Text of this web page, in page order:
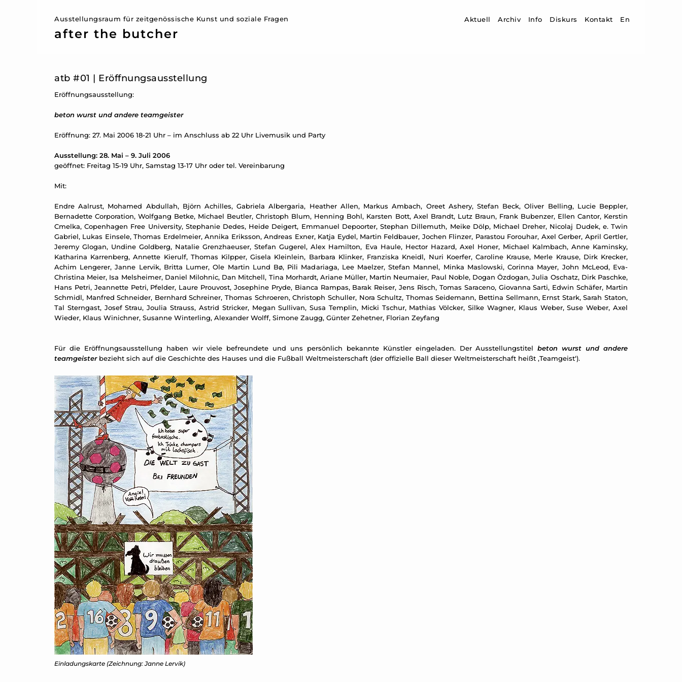
Ausstellungsraum für zeitgenössische Kunst und soziale Fragen
after the butcher
Aktuell Archiv Info Diskurs Kontakt En
atb #01 | Eröffnungsausstellung
Eröffnungsausstellung:
beton wurst und andere teamgeister
Eröffnung: 27. Mai 2006 18-21 Uhr – im Anschluss ab 22 Uhr Livemusik und Party
Ausstellung: 28. Mai – 9. Juli 2006
geöffnet: Freitag 15-19 Uhr, Samstag 13-17 Uhr oder tel. Vereinbarung
Mit:
Endre Aalrust, Mohamed Abdullah, Björn Achilles, Gabriela Albergaria, Heather Allen, Markus Ambach, Oreet Ashery, Stefan Beck, Oliver Belling, Lucie Beppler,
Bernadette Corporation, Wolfgang Betke, Michael Beutler, Christoph Blum, Henning Bohl, Karsten Bott, Axel Brandt, Lutz Braun, Frank Bubenzer, Ellen Cantor, Kerstin
Cmelka, Copenhagen Free University, Stephanie Dedes, Heide Deigert, Emmanuel Depoorter, Stephan Dillemuth, Meike Dölp, Michael Dreher, Nicolaj Dudek, e. Twin
Gabriel, Lukas Einsele, Thomas Erdelmeier, Annika Eriksson, Andreas Exner, Katja Eydel, Martin Feldbauer, Jochen Flinzer, Parastou Forouhar, Axel Gerber, April Gertler,
Jeremy Glogan, Undine Goldberg, Natalie Grenzhaeuser, Stefan Gugerel, Alex Hamilton, Eva Haule, Hector Hazard, Axel Honer, Michael Kalmbach, Anne Kaminsky,
Katharina Karrenberg, Annette Kierulf, Thomas Kilpper, Gisela Kleinlein, Barbara Klinker, Franziska Kneidl, Nuri Koerfer, Caroline Krause, Merle Krause, Dirk Krecker,
Achim Lengerer, Janne Lervik, Britta Lumer, Ole Martin Lund Bø, Pili Madariaga, Lee Maelzer, Stefan Mannel, Minka Maslowski, Corinna Mayer, John McLeod, Eva-
Christina Meier, Isa Melsheimer, Daniel Milohnic, Dan Mitchell, Tina Morhardt, Ariane Müller, Martin Neumaier, Paul Noble, Dogan Özdogan, Julia Oschatz, Dirk Paschke,
Hans Petri, Jeannette Petri, Pfelder, Laure Prouvost, Josephine Pryde, Bianca Rampas, Barak Reiser, Jens Risch, Tomas Saraceno, Giovanna Sarti, Edwin Schäfer, Martin
Schmidl, Manfred Schneider, Bernhard Schreiner, Thomas Schroeren, Christoph Schuller, Nora Schultz, Thomas Seidemann, Bettina Sellmann, Ernst Stark, Sarah Staton,
Tal Sterngast, Josef Strau, Joulia Strauss, Astrid Stricker, Megan Sullivan, Susa Templin, Micki Tschur, Mathias Völcker, Silke Wagner, Klaus Weber, Suse Weber, Axel
Wieder, Klaus Winichner, Susanne Winterling, Alexander Wolff, Simone Zaugg, Günter Zehetner, Florian Zeyfang
Für die Eröffnungsausstellung haben wir viele befreundete und uns persönlich bekannte Künstler eingeladen. Der Ausstellungstitelbeton wurst und andere
teamgeisterbezieht sich auf die Geschichte des Hauses und die Fußball Weltmeisterschaft (der offizielle Ball dieser Weltmeisterschaft heißt ‚Teamgeist‘).
Einladungskarte (Zeichnung: Janne Lervik)